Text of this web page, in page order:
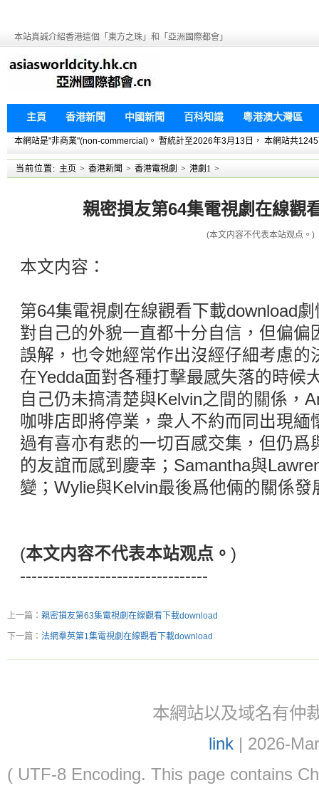
本站真誠介紹香港這個「東方之珠」和「亞洲國際都會」
主頁 香港新聞 中國新聞 百科知識 粵港澳大灣區
本網站是"非商業"(non-commercial)。 暫統計至2026年3月13日， 本網站共
当前位置: 主页 > 香港新聞 > 香港電視劇 > 港劇1 >
親密損友第64集電視劇在線觀
(本文内容不代表本站观点。)
本文内容：
第64集電視劇在線觀看下載download
對自己的外貌一直都十分自信，但偏偏
誤解，也令她經常作出沒經仔細考慮的
在Yedda面對各種打擊最感失落的時候
自己仍未搞清楚與Kelvin之間的關係，
咖啡店即將停業，衆人不約而同出現緬
過有喜亦有悲的一切百感交集，但仍爲
的友誼而感到慶幸；Samantha與
變；Wylie與Kelvin最後爲他倆的關係
(本文内容不代表本站观点。 )
---------------------------------
上一篇： 親密損友第63集電視劇在線觀看下載download
下一篇： 法網羣英第1集電視劇在線觀看下載download
本網站以及域名有仲
link| 2026-
( UTF-8 Encoding. This page contains